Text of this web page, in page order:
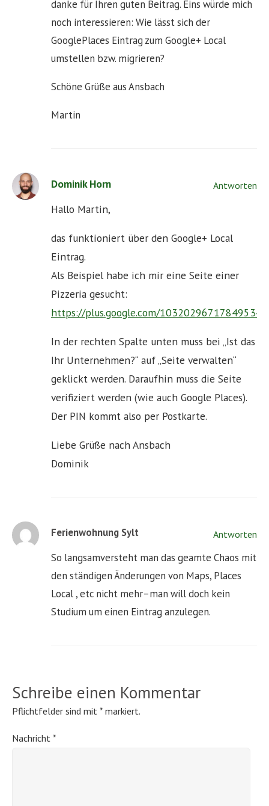
danke für Ihren guten Beitrag. Eins würde mich
noch interessieren: Wie lässt sich der
GooglePlaces Eintrag zum Google+ Local
umstellen bzw. migrieren?
Schöne Grüße aus Ansbach
Martin
Dominik Horn Antworten
Hallo Martin,
das funktioniert über den Google+ Local
Eintrag.
Als Beispiel habe ich mir eine Seite einer
Pizzeria gesucht:
https://plus.google.com/
In der rechten Spalte unten muss bei „Ist das
Ihr Unternehmen?“ auf „Seite verwalten“
geklickt werden. Daraufhin muss die Seite
verifiziert werden (wie auch Google Places).
Der PIN kommt also per Postkarte.
Liebe Grüße nach Ansbach
Dominik
Ferienwohnung Sylt Antworten
So langsamversteht man das geamte Chaos mit
den ständigen Änderungen von Maps, Places
Local , etc nicht mehr–man will doch kein
Studium um einen Eintrag anzulegen.
Schreibe einen Kommentar
Pflichtfelder sind mit * markiert.
Nachricht *